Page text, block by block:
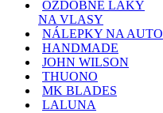
OZDOBNÉ LAKY
NA VLASY
NÁLEPKY NA AUTO
HANDMADE
JOHN WILSON
THUONO
MK BLADES
LALUNA